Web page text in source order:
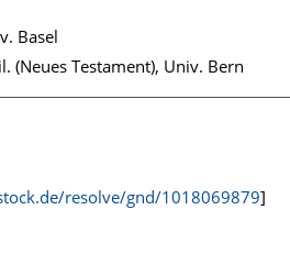
Basel
(Neues Testament), Univ. Bern
resolve/gnd/1018069879]